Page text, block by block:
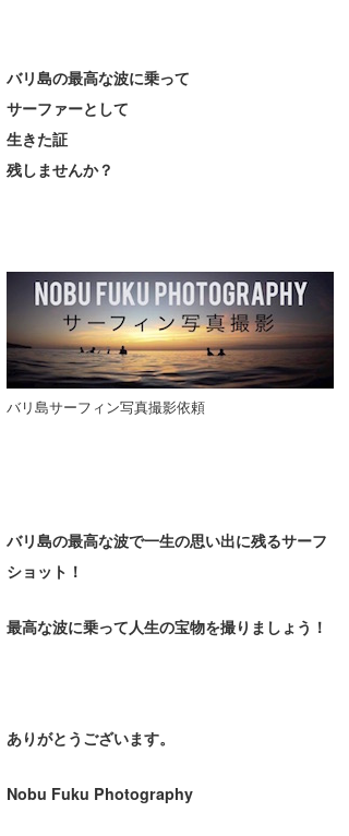
バリ島の最高な波に乗って
サーファーとして
生きた証
残しませんか？
バリ島サーフィン写真撮影依頼
バリ島の最高な波で一生の思い出に残るサーフ
ショット！
最高な波に乗って人生の宝物を撮りましょう！
ありがとうございます。
Nobu Fuku Photography